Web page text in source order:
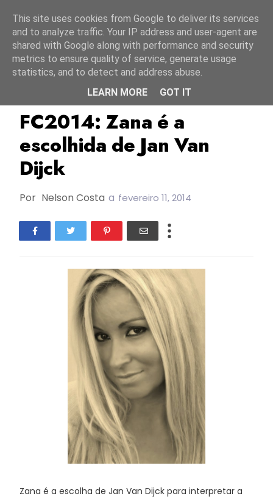
Jan Van Dijck Portugal
FC2014: Zana é a
escolhida de Jan Van
Dijck
Por Nelson Costa a fevereiro 11, 2014
Zana é a escolha de Jan Van Dijck para interpretar a
This site uses cookies from Google to deliver its services
and to analyze traffic. Your IP address and user-agent are
shared with Google along with performance and security
metrics to ensure quality of service, generate usage
statistics, and to detect and address abuse.
LEARN MORE
GOT IT